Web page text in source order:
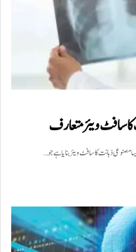
سافٹ ویئر متعارف